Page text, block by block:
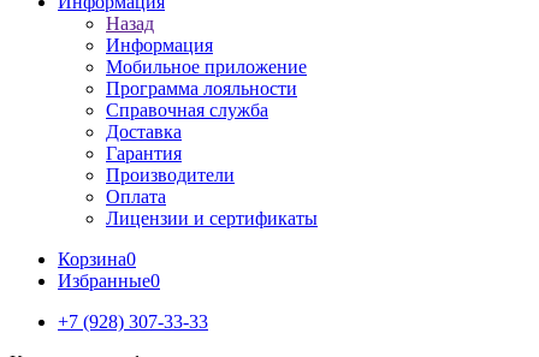
Назад
Информация
Мобильное приложение
Программа лояльности
Справочная служба
Доставка
Гарантия
Производители
Оплата
Лицензии и сертификаты
Корзина0
Избранные0
+7 (928) 307-33-33